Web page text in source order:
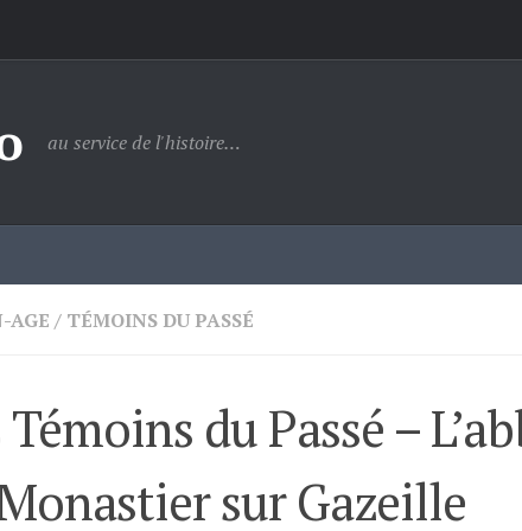
au service de l'histoire…
AGE / TÉMOINS DU PASSÉ
Témoins du Passé –
sur Gazeille